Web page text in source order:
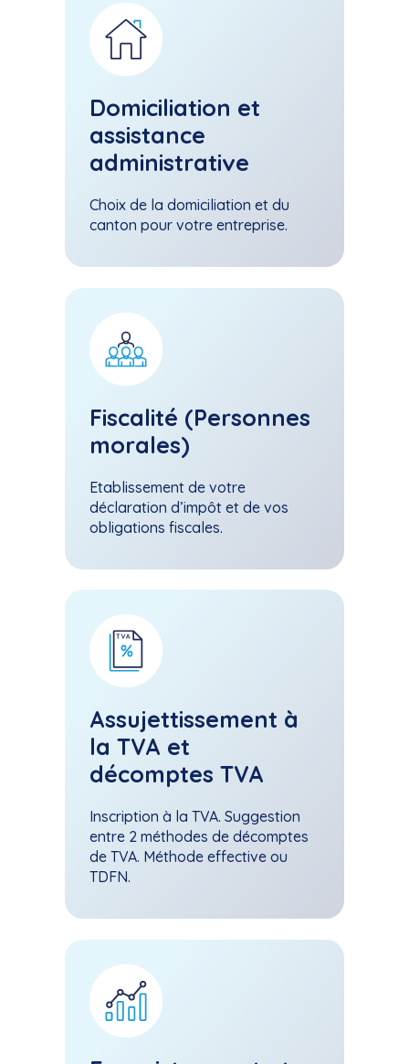
Domiciliation et
assistance
administrative
Choix de la domiciliation et du
canton pour votre entreprise.
Fiscalité (Personnes
morales)
Etablissement de votre
déclaration d’impôt et de vos
obligations fiscales.
Assujettissement à
la TVA et
décomptes TVA
Inscription à la TVA. Suggestion
entre 2 méthodes de décomptes
de TVA. Méthode effective ou
TDFN.